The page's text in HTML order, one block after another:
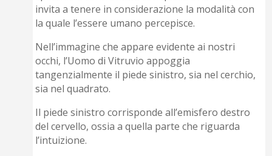
invita a tenere in considerazione la modalità con
la quale l’essere umano percepisce.
Nell’immagine che appare evidente ai nostri
occhi, l’Uomo di Vitruvio appoggia
tangenzialmente il piede sinistro, sia nel cerchio,
sia nel quadrato.
Il piede sinistro corrisponde all’emisfero destro
del cervello, ossia a quella parte che riguarda
l’intuizione.